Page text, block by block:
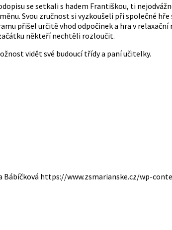
se setkali s hadem Františkou, ti
Svou zručnost si vyzkoušeli při společné
přišel určitě vhod odpočinek a hra v
někteří nechtěli rozloučit.
vidět své budoucí třídy a paní učitelky.
Bábíčková https://www.zsmarianske.cz/wp-